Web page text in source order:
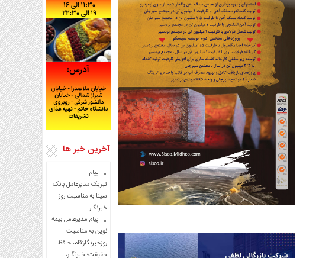
آخرین خبر ها
پیام
تبریک مدیرعامل بانک
سینا به مناسبت روز
خبرنگار
پیام مدیرعامل بیمه
نوین به مناسبت
روزخبرنگار:قلم، حافظ
حقیقت؛ خبرنگار،